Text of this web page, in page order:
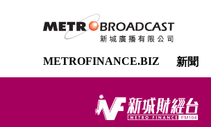
METROFINANCE.BIZ 新聞